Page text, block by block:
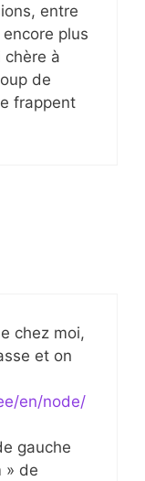
entre
plus
chère à
de
frappent
chez moi,
et on
en/node/
gauche
» de